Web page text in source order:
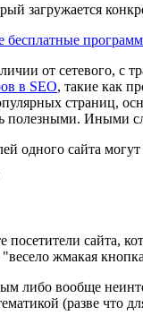
загружается
от сетевого, с
в SEO, такие как
страниц,
полезными. Иными
одного сайта
посетители сайта,
"весело жмакая
либо вообще
(разве что